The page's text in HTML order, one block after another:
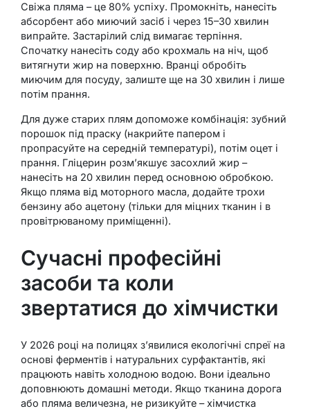
Свіжа пляма – це 80% успіху. Промокніть, нанесіть
абсорбент або миючий засіб і через 15–30 хвилин
випрайте. Застарілий слід вимагає терпіння.
Спочатку нанесіть соду або крохмаль на ніч, щоб
витягнути жир на поверхню. Вранці обробіть
миючим для посуду, залиште ще на 30 хвилин і лише
потім прання.
Для дуже старих плям допоможе комбінація: зубний
порошок під праску (накрийте папером і
пропрасуйте на середній температурі), потім оцет і
прання. Гліцерин розм’якшує засохлий жир –
нанесіть на 20 хвилин перед основною обробкою.
Якщо пляма від моторного масла, додайте трохи
бензину або ацетону (тільки для міцних тканин і в
провітрюваному приміщенні).
Сучасні професійні
засоби та коли
звертатися до хімчистки
У 2026 році на полицях з’явилися екологічні спреї на
основі ферментів і натуральних сурфактантів, які
працюють навіть холодною водою. Вони ідеально
доповнюють домашні методи. Якщо тканина дорога
або пляма величезна, не ризикуйте – хімчистка